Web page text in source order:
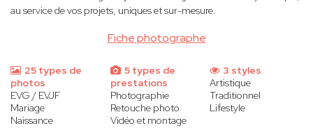
Fiche photographe
au service de vos projets, uniques et sur-mesure.
25 types de
photos
EVG / EVJF
Mariage
Naissance
5 types de
prestations
Photographie
Retouche photo
Vidéo et montage
3 styles
Artistique
Traditionnel
Lifestyle